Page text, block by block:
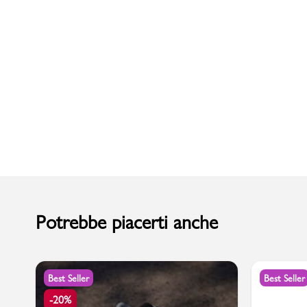
Potrebbe piacerti anche
Best Seller
-20%
Best Seller